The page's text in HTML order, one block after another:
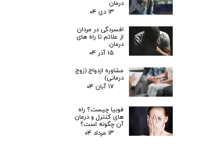
درمان
۱۳ دی ۰۴
افسردگی در مردان
از علائم تا راه های
درمان
۱۵ آذر ۰۴
مشاوره ازدواج (زوج
درمانی)
۱۷ آبان ۰۴
فوبیا چیست؟ راه
های کنترل و درمان
آن چگونه است؟
۱۳ مرداد ۰۴